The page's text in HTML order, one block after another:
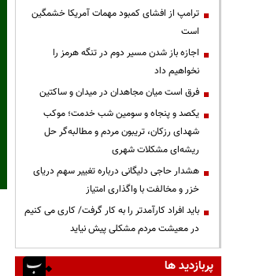
ترامپ از افشای کمبود مهمات آمریکا خشمگین
است
اجازه باز شدن مسیر دوم در تنگه هرمز را
نخواهیم داد
فرق است میان مجاهدان در میدان و ساکتین
یکصد و پنجاه و سومین شب خدمت؛ موکب
شهدای رزکان، تریبون مردم و مطالبه‌گر حل
ریشه‌ای مشکلات شهری
هشدار حاجی دلیگانی درباره تغییر سهم دریای
خزر و مخالفت با واگذاری امتیاز
باید افراد کارآمدتر را به کار گرفت/ کاری می کنیم
در معیشت مردم مشکلی پیش نیاید
پربازدید ها